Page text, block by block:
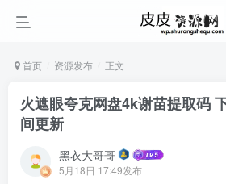
首页 资源发布 正文
火遮眼夸克网盘4k谢苗提取码
间更新
黑衣大哥哥
5月18日 17:49发布